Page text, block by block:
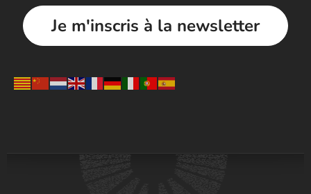
Je m'inscris à la newsletter